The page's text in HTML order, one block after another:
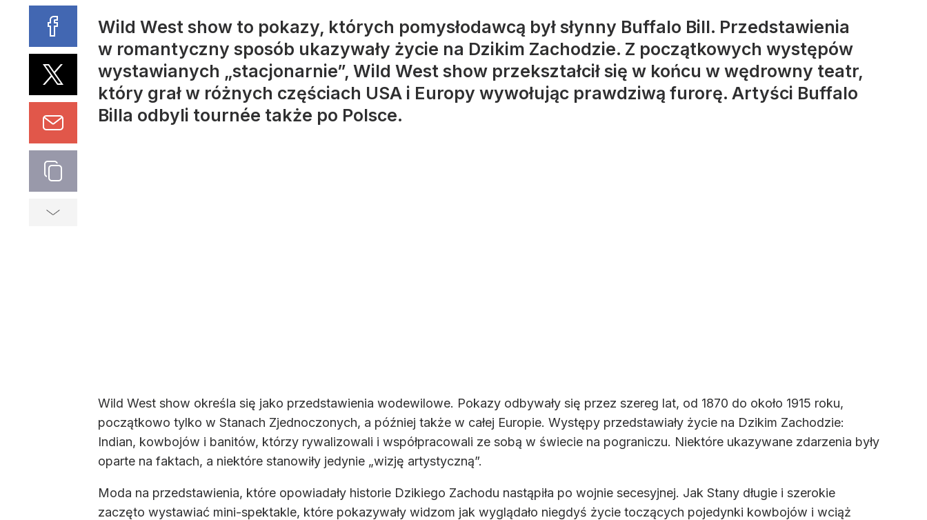
Wild West show to pokazy, których pomysłodawcą był słynny Buffalo Bill. Przedstawienia
w romantyczny sposób ukazywały życie na Dzikim Zachodzie. Z początkowych występów
wystawianych „stacjonarnie”, Wild West show przekształcił się w końcu w wędrowny teatr,
który grał w różnych częściach USA i Europy wywołując prawdziwą furorę. Artyści Buffalo
Billa odbyli tournée także po Polsce.
Wild West show określa się jako przedstawienia wodewilowe. Pokazy odbywały się przez szereg lat, od 1870 do około 1915 roku,
początkowo tylko w Stanach Zjednoczonych, a później także w całej Europie. Występy przedstawiały życie na Dzikim Zachodzie:
Indian, kowbojów i banitów, którzy rywalizowali i współpracowali ze sobą w świecie na pograniczu. Niektóre ukazywane zdarzenia były
oparte na faktach, a niektóre stanowiły jedynie „wizję artystyczną”.
Moda na przedstawienia, które opowiadały historie Dzikiego Zachodu nastąpiła po wojnie secesyjnej. Jak Stany długie i szerokie
zaczęto wystawiać mini-spektakle, które pokazywały widzom jak wyglądało niegdyś życie toczących pojedynki kowbojów i wciąż